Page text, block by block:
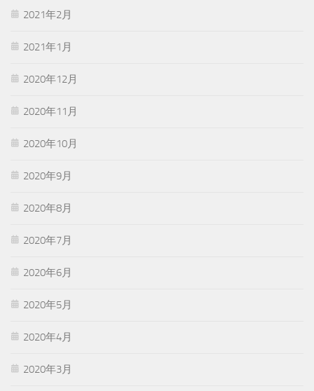
2021年2月
2021年1月
2020年12月
2020年11月
2020年10月
2020年9月
2020年8月
2020年7月
2020年6月
2020年5月
2020年4月
2020年3月